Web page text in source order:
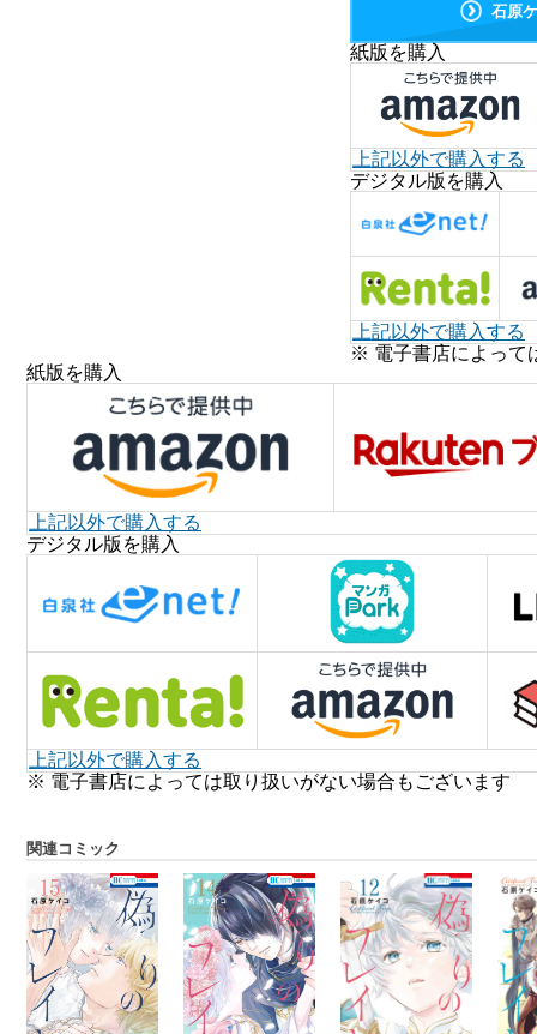
石原
紙版を購入
上記以外で購入する
デジタル版を購入
上記以外で購入する
※ 電子書店によって
紙版を購入
上記以外で購入する
デジタル版を購入
上記以外で購入する
※ 電子書店によっては取り扱いがない場合もございます
関連コミック